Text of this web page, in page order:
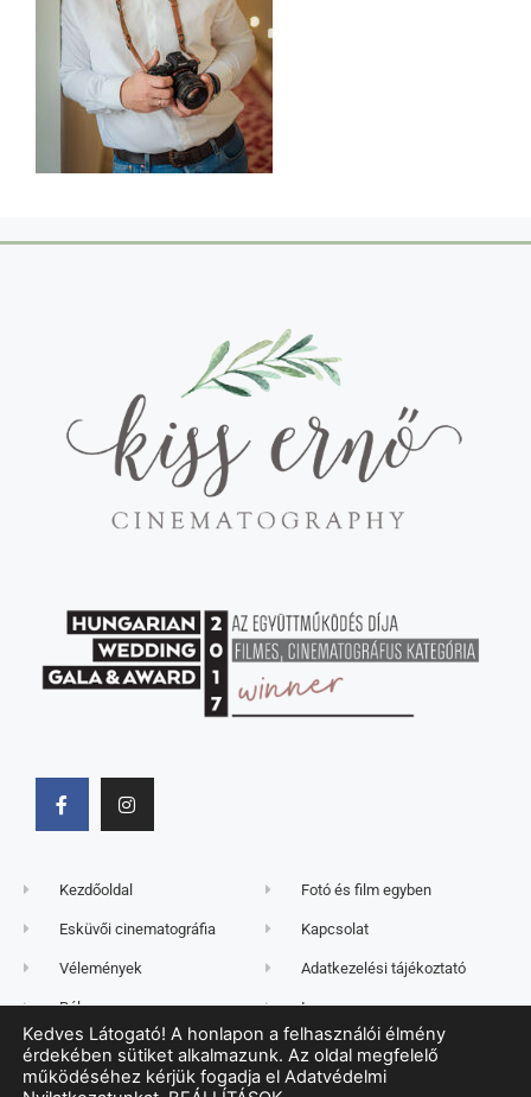
Kezdőoldal
Esküvői cinematográfia
Vélemények
Rólam
Reklámfilm
Fotó és film egyben
Kapcsolat
Adatkezelési tájékoztató
Impresszum
Sütik (cookie) kezelése
Kedves Látogató! A honlapon a felhasználói élmény
érdekében sütiket alkalmazunk. Az oldal megfelelő
működéséhez kérjük fogadja el Adatvédelmi